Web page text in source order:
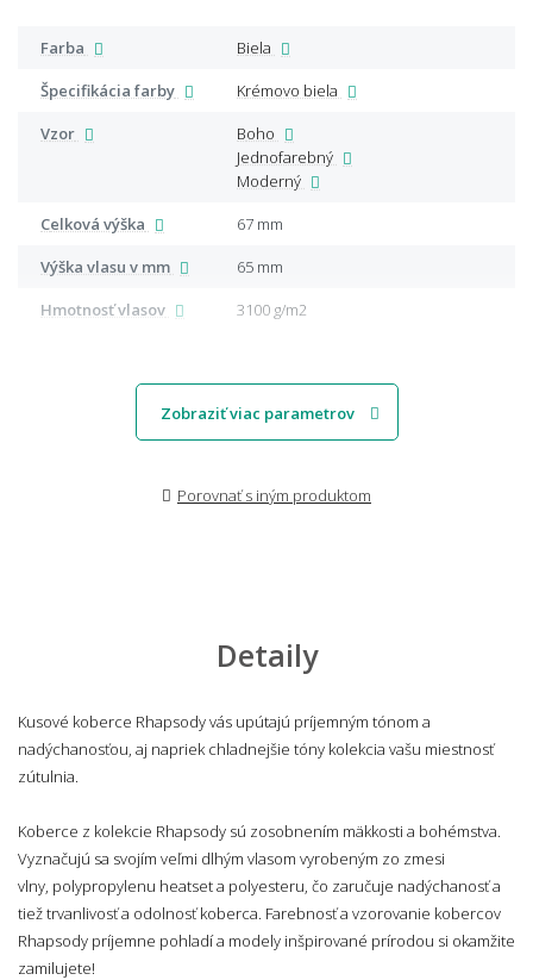
Farba
Biela
Špecifikácia farby
Krémovo biela
Vzor
Boho
Jednofarebný
Moderný
Celková výška
67 mm
Výška vlasu v mm
65 mm
Hmotnosť vlasov
3100 g/m2
Zobraziť viac parametrov
Porovnať s iným produktom
Detaily
Kusové koberce Rhapsody vás upútajú príjemným tónom a
nadýchanosťou, aj napriek chladnejšie tóny kolekcia vašu miestnosť
zútulnia.
Koberce z kolekcie Rhapsody sú zosobnením mäkkosti a bohémstva.
Vyznačujú sa svojím veľmi dlhým vlasom vyrobeným zo zmesi
vlny, polypropylenu heatset a polyesteru, čo zaručuje nadýchanosť a
tiež trvanlivosť a odolnosť koberca. Farebnosť a vzorovanie kobercov
Rhapsody príjemne pohladí a modely inšpirované prírodou si okamžite
zamilujete!